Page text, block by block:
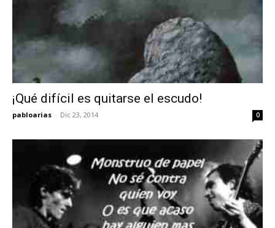
¡Qué difícil es quitarse el escudo!
pabloarias - Dic 23, 2014 0